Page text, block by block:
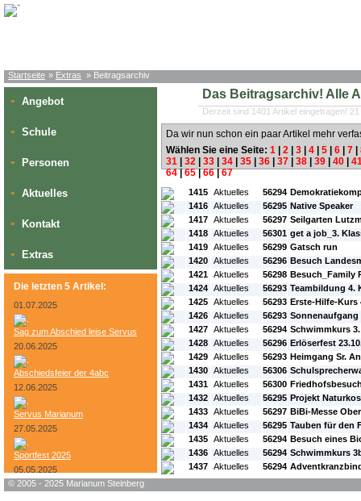
Startseite » Extras » Beitragsarchiv
» Angebot
» Schule
» Personen
» Aktuelles
» Kontakt
» Extras
Die letzten 5 Artikel:
01.07.2025
Sag zum Abschied leise Servus
20.06.2025
Abschiedsfeier der 4abc
12.06.2025
Servus Marianum
27.05.2025
Sportfest 2025
05.05.2025
Das Beitragsarchiv! Alle
Derzeit sind 1401 Artikel eingetragen!
Da wir nun schon ein paar Artikel mehr
Wählen Sie eine Seite: 1 2 3 4 5 6 7
31
32 33 34 35 36 37 38 39 40
64|65|66|67
#L: #ID: #Rubrik:
1415 Aktuelles 56294
1416 Aktuelles 56295 Native Speaker
1417 Aktuelles 56297 Seilgarten
1418 Aktuelles 56301 get a job_3.
1419 Aktuelles 56299 Gatsch run
1420 Aktuelles 56296 Besuch
1421 Aktuelles 56298 Besuch_Family
1424 Aktuelles 56293 Teambildung 4.
1425 Aktuelles 56293 Erste-Hilfe-Kurs
1426 Aktuelles 56293 Sonnenaufgang
1427 Aktuelles 56294 Schwimmkurs
1428 Aktuelles 56296 Erlöserfest
1429 Aktuelles 56293 Heimgang Sr.
1430 Aktuelles 56306
1431 Aktuelles 56300
1432 Aktuelles 56295 Projekt
1433 Aktuelles 56297 BiBi-Messe
1434 Aktuelles 56295 Tauben für den
1435 Aktuelles 56294 Besuch eines
1436 Aktuelles 56294 Schwimmkurs
1437 Aktuelles 56294
© 2005 - 2025 Marianum Steinberg